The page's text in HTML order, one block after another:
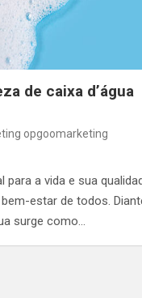
de caixa d’água
opgoomarketing
a vida e sua
estar de todos.
surge como…